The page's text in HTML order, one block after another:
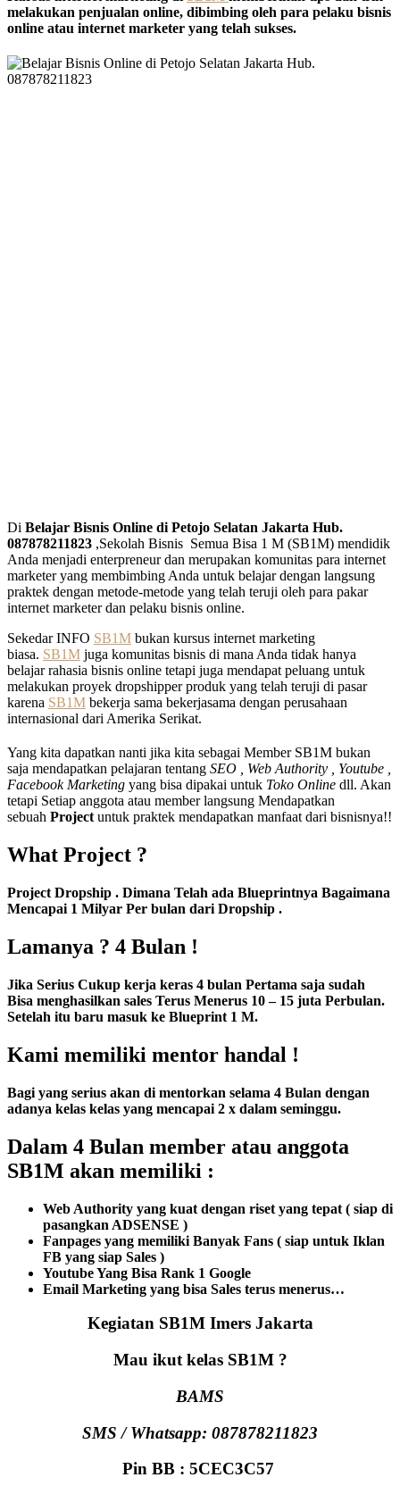
melakukan penjualan online, dibimbing oleh para pelaku bisnis
online atau internet marketer yang telah sukses.
Di Belajar Bisnis Online di Petojo Selatan Jakarta Hub.
087878211823 ,Sekolah Bisnis Semua Bisa 1 M (SB1M) mendidik
Anda menjadi enterpreneur dan merupakan komunitas para internet
marketer yang membimbing Anda untuk belajar dengan langsung
praktek dengan metode-metode yang telah teruji oleh para pakar
internet marketer dan pelaku bisnis online.
Sekedar INFO SB1M bukan kursus internet marketing
biasa. SB1M juga komunitas bisnis di mana Anda tidak hanya
belajar rahasia bisnis online tetapi juga mendapat peluang untuk
melakukan proyek dropshipper produk yang telah teruji di pasar
karena SB1M bekerja sama bekerjasama dengan perusahaan
internasional dari Amerika Serikat.
Yang kita dapatkan nanti jika kita sebagai Member SB1M bukan
saja mendapatkan pelajaran tentang SEO , Web Authority , Youtube ,
Facebook Marketing yang bisa dipakai untuk Toko Online dll. Akan
tetapi Setiap anggota atau member langsung Mendapatkan
sebuah Project untuk praktek mendapatkan manfaat dari bisnisnya!!
What Project ?
Project Dropship . Dimana Telah ada Blueprintnya Bagaimana
Mencapai 1 Milyar Per bulan dari Dropship .
Lamanya ? 4 Bulan !
Jika Serius Cukup kerja keras 4 bulan Pertama saja sudah
Bisa menghasilkan sales Terus Menerus 10 – 15 juta Perbulan.
Setelah itu baru masuk ke Blueprint 1 M.
Kami memiliki mentor handal !
Bagi yang serius akan di mentorkan selama 4 Bulan dengan
adanya kelas kelas yang mencapai 2 x dalam seminggu.
Dalam 4 Bulan member atau anggota
SB1M akan memiliki :
Web Authority yang kuat dengan riset yang tepat ( siap di
pasangkan ADSENSE )
Fanpages yang memiliki Banyak Fans ( siap untuk Iklan
FB yang siap Sales )
Youtube Yang Bisa Rank 1 Google
Email Marketing yang bisa Sales terus menerus…
Kegiatan SB1M Imers Jakarta
Mau ikut kelas SB1M ?
BAMS
SMS / Whatsapp: 087878211823
Pin BB : 5CEC3C57